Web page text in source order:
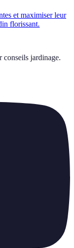
et maximiser leur
florissant.
conseils jardinage.